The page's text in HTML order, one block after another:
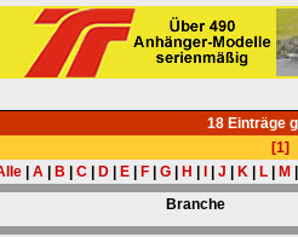
18 Einträge
[1]
A B C D E F G H J K L M
Branche